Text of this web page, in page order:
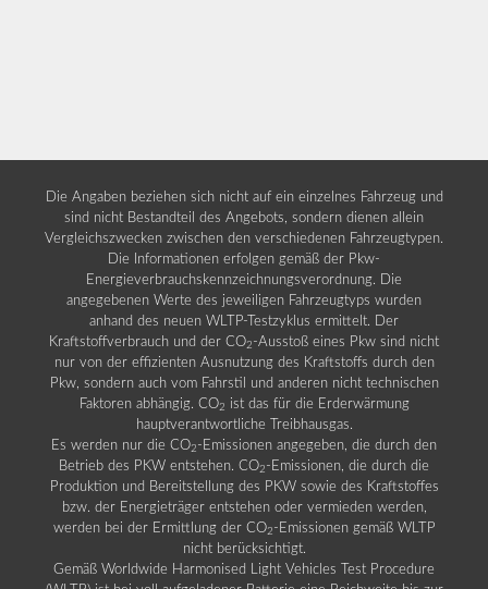
Die Angaben beziehen sich nicht auf ein einzelnes Fahrzeug und
sind nicht Bestandteil des Angebots, sondern dienen allein
Vergleichszwecken zwischen den verschiedenen Fahrzeugtypen.
Die Informationen erfolgen gemäß der Pkw-
Energieverbrauchskennzeichnungsverordnung. Die
angegebenen Werte des jeweiligen Fahrzeugtyps wurden
anhand des neuen WLTP-Testzyklus ermittelt. Der
Kraftstoffverbrauch und der CO2 -Ausstoß eines Pkw sind nicht
nur von der effizienten Ausnutzung des Kraftstoffs durch den
Pkw, sondern auch vom Fahrstil und anderen nicht technischen
Faktoren abhängig. CO2 ist das für die Erderwärmung
hauptverantwortliche Treibhausgas.
Es werden nur die CO2 -Emissionen angegeben, die durch den
Betrieb des PKW entstehen. CO2 -Emissionen, die durch die
Produktion und Bereitstellung des PKW sowie des Kraftstoffes
bzw. der Energieträger entstehen oder vermieden werden,
werden bei der Ermittlung der CO2 -Emissionen gemäß WLTP
nicht berücksichtigt.
Gemäß Worldwide Harmonised Light Vehicles Test Procedure